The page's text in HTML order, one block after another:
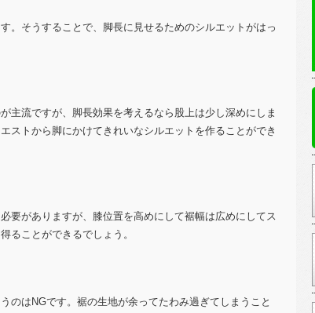
。そうすることで、脚長に見せるためのシルエットがはっ
主流ですが、脚長効果を考えるなら股上は少し深めにしま
ストから脚にかけてきれいなシルエットを作ることができ
要がありますが、膝位置を高めにして裾幅は広めにしてス
ることができるでしょう。
のは NGです。裾の生地が余ってたわみ過ぎてしまうこと